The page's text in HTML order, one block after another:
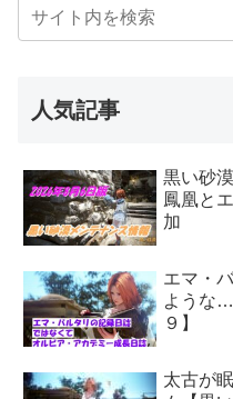
人気記事
黒い砂
鳳凰と
加
エマ・
ような
９】
太古が